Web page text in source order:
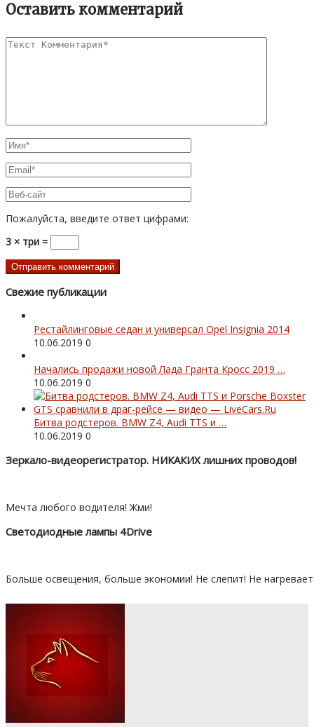
Оставить комментарий
Пожалуйста, введите ответ цифрами:
3 × три =
Свежие публикации
Рестайлинговые седан и универсал Opel Insignia 2014
10.06.2019 0
Начались продажи новой Лада Гранта Кросс 2019 …
10.06.2019 0
Битва родстеров. BMW Z4, Audi TTS и …
10.06.2019 0
Зеркало-видеорегистратор. НИКАКИХ лишних проводов!
Мечта любого водителя! Жми!
Светодиодные лампы 4Drive
Больше освещения, больше экономии! Не слепит! Не